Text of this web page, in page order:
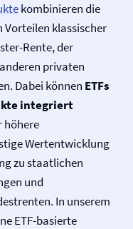
kombinieren die
Vorteilen klassischer
Rente, der
privaten
Dabei können ETFs
integriert
höhere
Wertentwicklung
zu staatlichen
und
In unserem
ETF-basierte